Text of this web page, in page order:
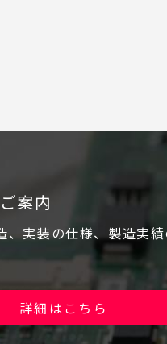
ログイン
案内
、実装の仕様、製造実
詳細はこちら